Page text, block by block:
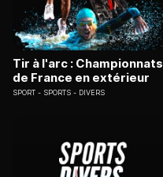
Tir à l'arc : Championnats
de France en extérieur
SPORT SPORTS - DIVERS